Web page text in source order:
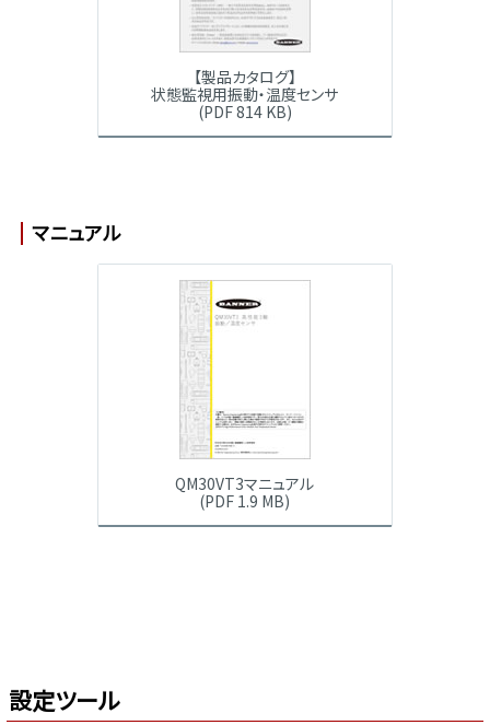
【製品カタログ】
状態監視用振動・温度センサ
(PDF 814 KB)
マニュアル
QM30VT3マニュアル
(PDF 1.9 MB)
設定ツール